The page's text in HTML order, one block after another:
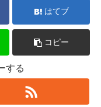
はてブ
コピー
する